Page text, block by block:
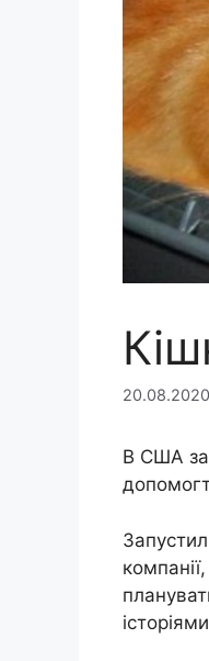
20.08.2020
В США